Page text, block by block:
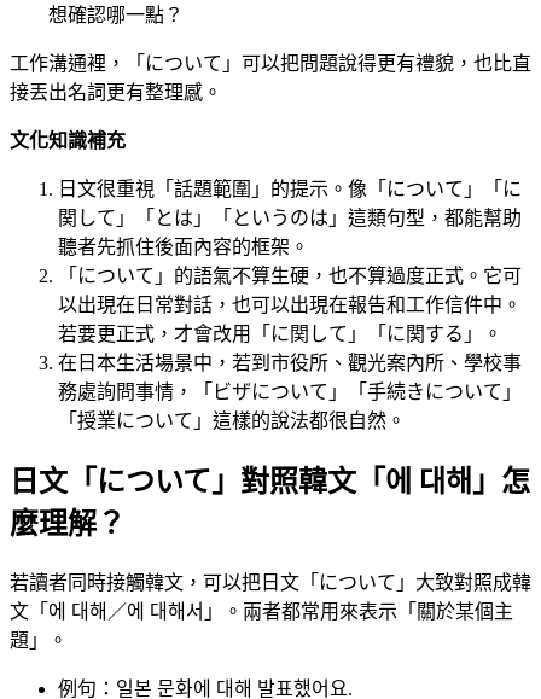
想確認哪一點？
工作溝通裡，「について」可以把問題說得更有禮貌，也比直
接丟出名詞更有整理感。
文化知識補充
日文很重視「話題範圍」的提示。像「について」「に
関して」「とは」「というのは」這類句型，都能幫助
聽者先抓住後面內容的框架。
「について」的語氣不算生硬，也不算過度正式。它可
以出現在日常對話，也可以出現在報告和工作信件中。
若要更正式，才會改用「に関して」「に関する」。
在日本生活場景中，若到市役所、觀光案內所、學校事
務處詢問事情，「ビザについて」「手続きについて」
「授業について」這樣的說法都很自然。
日文「について」對照韓文「에 대해」怎
麼理解？
若讀者同時接觸韓文，可以把日文「について」大致對照成韓
文「에 대해／에 대해서」。兩者都常用來表示「關於某個主
題」。
例句：일본 문화에 대해 발표했어요.